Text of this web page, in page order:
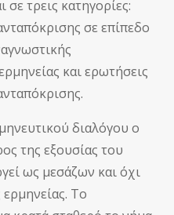
τρεις κατηγορίες:
σε επίπεδο
και ερωτήσεις
διαλόγου ο
της εξουσίας του
ως μεσάζων και όχι
Το